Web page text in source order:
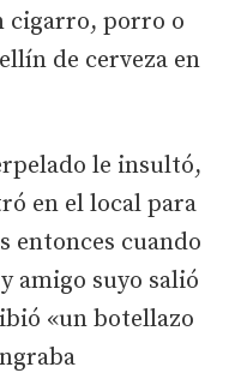
cigarro, porro o
de cerveza en
le insultó,
en el local para
entonces cuando
amigo suyo salió
«un botellazo